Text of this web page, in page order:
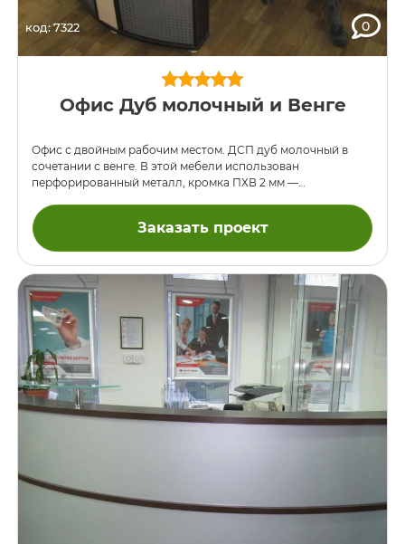
код: 7322 0
Офис Дуб молочный и Венге
Офис с двойным рабочим местом. ДСП дуб молочный в
сочетании с венге. В этой мебели использован
перфорированный металл, кромка ПХВ 2 мм —
Заказать проект